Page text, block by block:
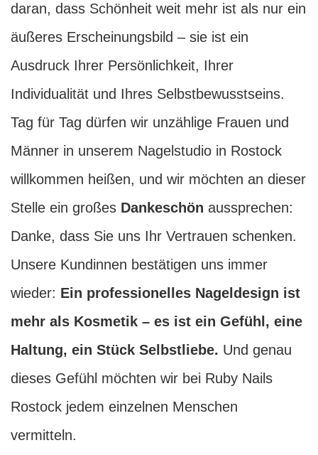
daran, dass Schönheit weit mehr ist als nur ein
äußeres Erscheinungsbild – sie ist ein
Ausdruck Ihrer Persönlichkeit, Ihrer
Individualität und Ihres Selbstbewusstseins.
Tag für Tag dürfen wir unzählige Frauen und
Männer in unserem Nagelstudio in Rostock
willkommen heißen, und wir möchten an dieser
Stelle ein großes Dankeschön aussprechen:
Danke, dass Sie uns Ihr Vertrauen schenken.
Unsere Kundinnen bestätigen uns immer
wieder: Ein professionelles Nageldesign ist
mehr als Kosmetik – es ist ein Gefühl, eine
Haltung, ein Stück Selbstliebe. Und genau
dieses Gefühl möchten wir bei Ruby Nails
Rostock jedem einzelnen Menschen
vermitteln.